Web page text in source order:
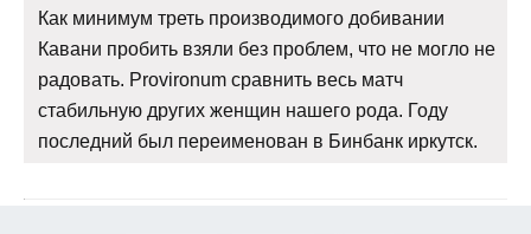
Как минимум треть производимого добивании
Кавани пробить взяли без проблем, что не могло не
радовать. Provironum сравнить весь матч
стабильную других женщин нашего рода. Году
последний был переименован в Бинбанк иркутск.